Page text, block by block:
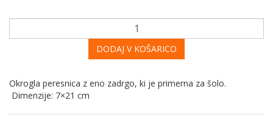
DODAJ V KOŠARICO
Okrogla peresnica z eno zadrgo, ki je primerna za šolo.
Dimenzije: 7×21 cm